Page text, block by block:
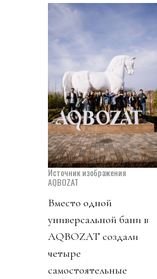
Источник изображения
AQBOZAT
Вместо одной
универсальной бани в
AQBOZAT создали
четыре
самостоятельные